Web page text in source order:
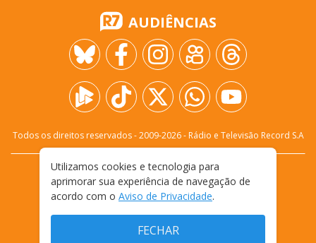
AUDIÊNCIAS
Todos os direitos reservados - 2009-2026- Rádio e Televisão Record S.A
FALE CONOSCO
PRIVACIDADE
TERMOS E CONDIÇÕES DE USO
Utilizamos cookies e tecnologia para
aprimorar sua experiência de navegação de
acordo com o Aviso de Privacidade.
FECHAR